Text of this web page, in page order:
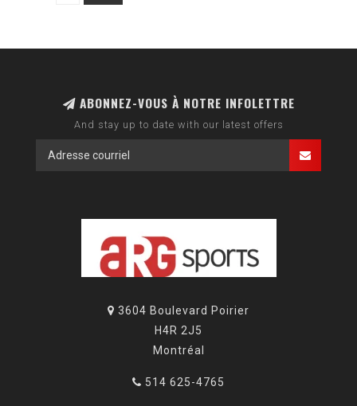
ABONNEZ-VOUS À NOTRE INFOLETTRE
And stay up to date with our latest offers
3604 Boulevard Poirier
H4R 2J5
Montréal
514 625-4765